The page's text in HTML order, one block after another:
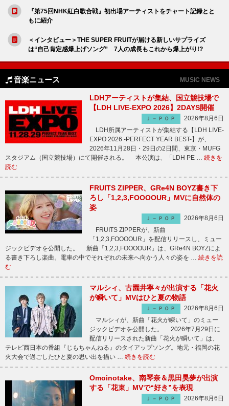
『第75回NHK紅白歌合戦』初出場アーティストをチャート記録とと
もに紹介
＜インタビュー＞THE SUPER FRUITが届ける新しいサプライズ
は“自己肯定感爆上げソング” 7人の成長もこれから爆上がり!?
音楽ニュース MUSIC NEWS
LDHアーティストが集結、国立競技場で
【LDH LIVE-EXPO 2026】2DAYS開催
Ｊ－ＰＯＰ
2026年8月6日
LDH所属アーティストが集結する【LDH LIVE-
EXPO 2026 -PERFECT YEAR BEST-】が、
2026年11月28日・29日の2日間、東京・MUFG
スタジアム（国立競技場）にて開催される。 本公演は、「LDH PE … 続きを
読む
FRUITS ZIPPER、GRe4N BOYZ書き下
ろし「1,2,3,FOOOOUR」MVに自然体の
姿
Ｊ－ＰＯＰ
2026年8月6日
FRUITS ZIPPERが、新曲
「1,2,3,FOOOOUR」を配信リリースし、ミュー
ジックビデオを公開した。 新曲「1,2,3,FOOOOUR」は、GRe4N BOYZによ
る書き下ろし楽曲。電車の中でそれぞれの未来へ向かう人々の姿を … 続きを読
む
マルシィ、古園井寧々が出演する「花火
が瞬いて」MVはひと夏の物語
Ｊ－ＰＯＰ
2026年8月6日
マルシィが、新曲「花火が瞬いて」のミュー
ジックビデオを公開した。 2026年7月29日に
配信リリースされた新曲「花火が瞬いて」は、
テレビ西日本の番組『じもちゃんねる』のタイアップソング。地元・福岡の花
火大会で過ごしたひと夏の思い出を描い … 続きを読む
Omoinotake、南琴奈＆黒田昊夢が出演
する「花束」MVで“好き”を表現
Ｊ－ＰＯＰ
2026年8月6日